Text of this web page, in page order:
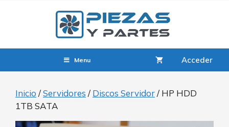
Menu Acceder
Inicio /Servidores / Discos Servidor/ HP HDD
1TB SATA